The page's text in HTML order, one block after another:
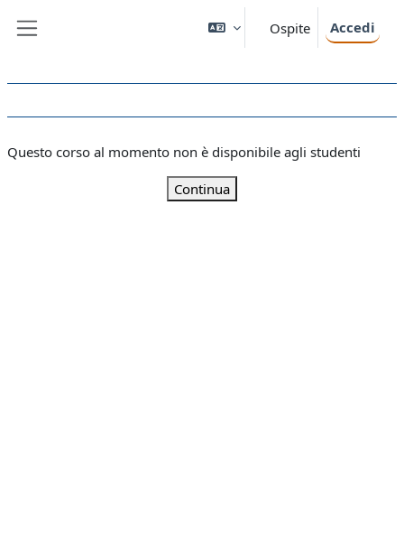
Ospite Accedi
Questo corso al momento non è disponibile agli studenti
Continua